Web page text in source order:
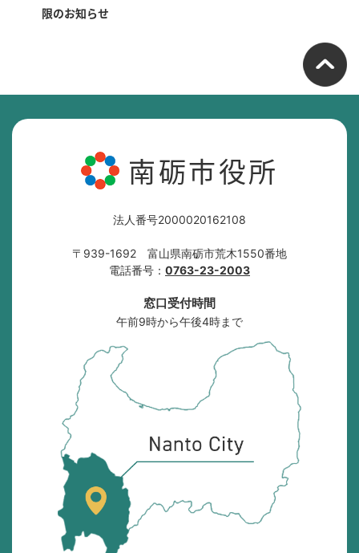
限のお知らせ
南砺市役所
法人番号2000020162108
〒939-1692 富山県南砺市荒木1550番地
電話番号： 0763-23-2003
窓口受付時間
午前9時から午後4時まで
位
置
を
記
し
た
地